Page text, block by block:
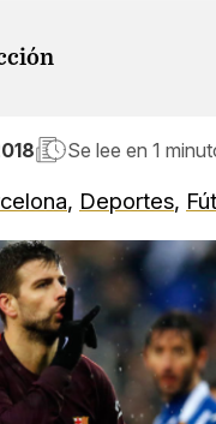
Se lee en 1
, Deportes,